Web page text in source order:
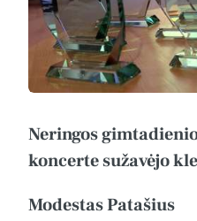
Neringos
koncerte sužavėjo
Modestas Patašius